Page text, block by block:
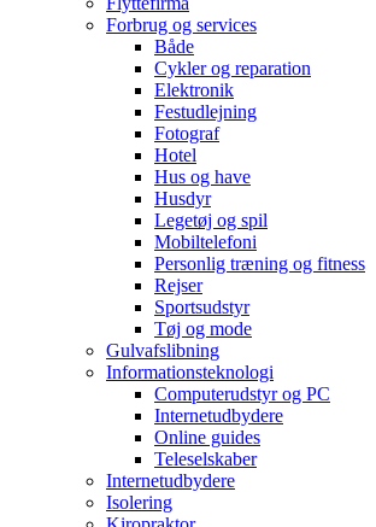
Forbrug og services
Både
Cykler og reparation
Elektronik
Festudlejning
Fotograf
Hotel
Hus og have
Husdyr
Legetøj og spil
Mobiltelefoni
Personlig træning og fitness
Rejser
Sportsudstyr
Tøj og mode
Gulvafslibning
Informationsteknologi
Computerudstyr og PC
Internetudbydere
Online guides
Teleselskaber
Internetudbydere
Isolering